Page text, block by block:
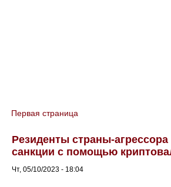
You are here
Первая страница
Резиденты страны-агрессора
санкции с помощью
Чт, 05/10/2023 - 18:04